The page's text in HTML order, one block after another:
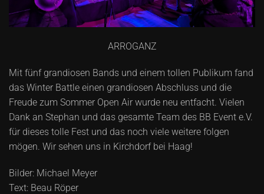
ARROGANZ
Mit fünf grandiosen Bands und einem tollen Publikum fand
das Winter Battle einen grandiosen Abschluss und die
Freude zum Sommer Open Air wurde neu entfacht. Vielen
Dank an Stephan und das gesamte Team des BB Event e.V.
für dieses tolle Fest und das noch viele weitere folgen
mögen. Wir sehen uns in Kirchdorf bei Haag!
Bilder: Michael Meyer
Text: Beau Röper